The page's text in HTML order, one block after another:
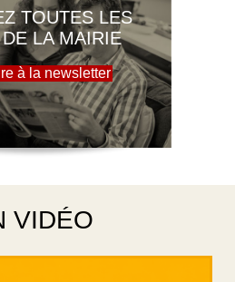
TOUTES LES
LA MAIRIE
à la newsletter
VIDÉO